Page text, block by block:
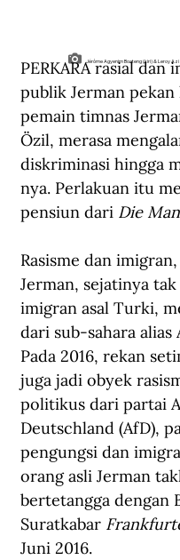
Jérôme Agyenim Boateng (kiri) & Leroy
PERKARA rasial
publik Jerman pekan
pemain timnas
Özil, merasa
diskriminasi hingga
nya. Perlakuan itu
pensiun dari Die
Rasisme dan
Jerman, sejatinya
imigran asal Turki,
dari sub-sahara
Pada 2016, rekan
juga jadi obyek
politikus dari partai
Deutschland (AfD),
pengungsi dan
orang asli Jerman
bertetangga dengan
Suratkabar
Juni 2016.